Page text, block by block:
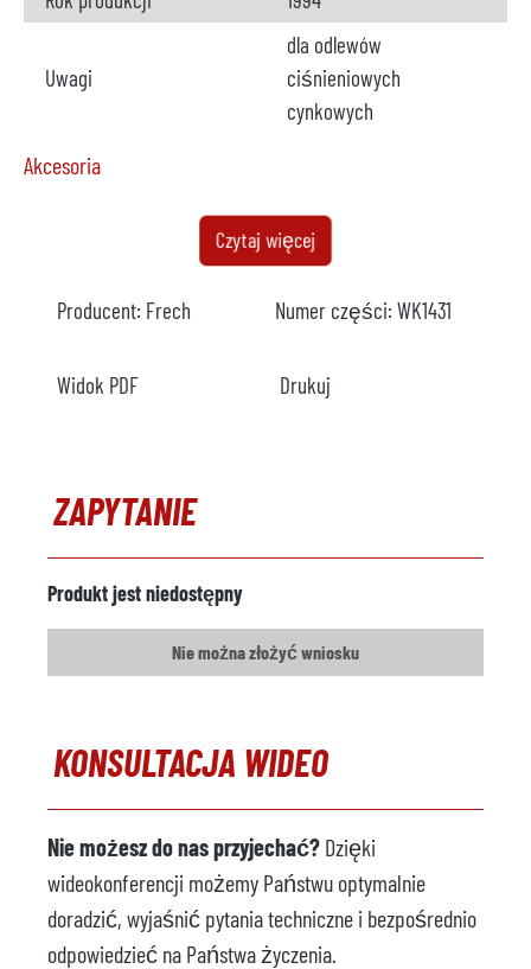
Uwagi
dla odlewów
ciśnieniowych
cynkowych
Akcesoria
dostępne
Model
1 komora
Typ
Z 20/120
Robot odlewniczy
Producent
Model
Producent
Model
Rok
Przenośnik taśmowy
Niedostępne
Producent
Czytaj więcej
Producent: Frech Numer części: WK1431
Widok PDF Drukuj
ZAPYTANIE
Produkt jest niedostępny
Nie można złożyć wniosku
KONSULTACJA WIDEO
Nie możesz do nas przyjechać? Dzięki
wideokonferencji możemy Państwu optymalnie
doradzić, wyjaśnić pytania techniczne i bezpośrednio
odpowiedzieć na Państwa życzenia.